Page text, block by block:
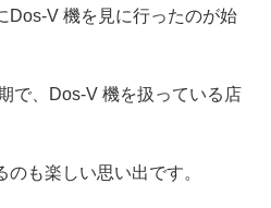
V 機を見に行ったのが始
、Dos-V 機を扱っている店
も楽しい思い出です。